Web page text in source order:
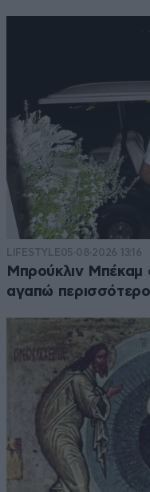
LIFESTYLE05·08·2026 13:16
Μπρούκλιν Μπέκαμ
αγαπώ